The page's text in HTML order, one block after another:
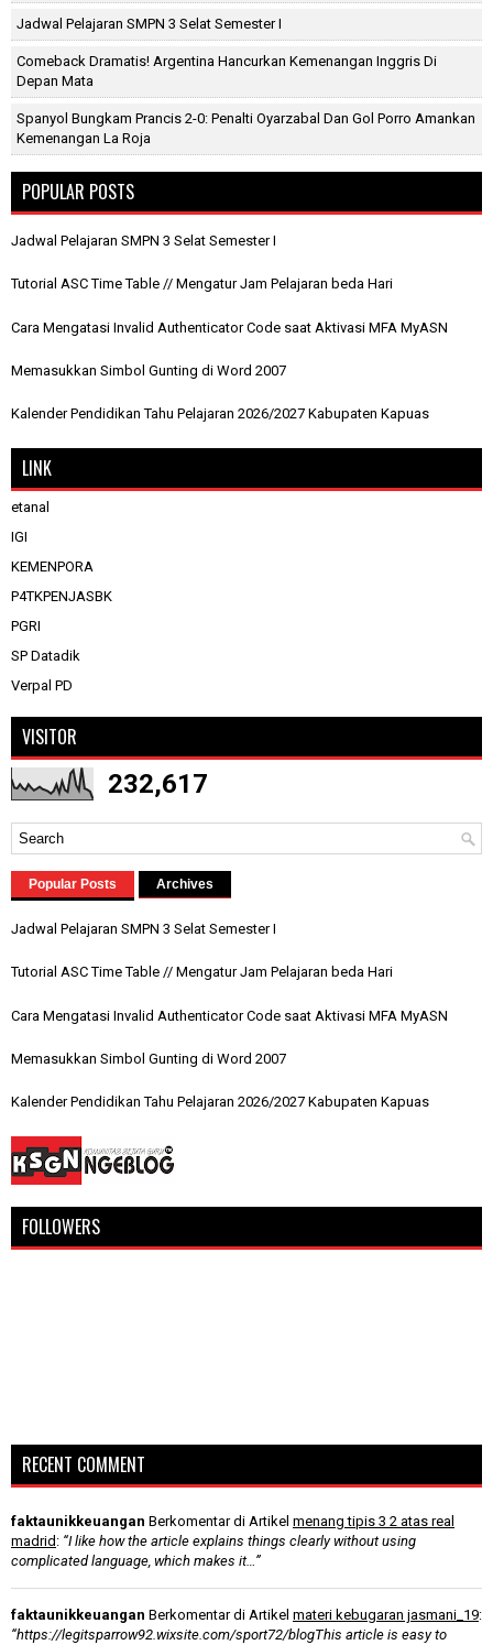
Jadwal Pelajaran SMPN 3 Selat Semester I
Comeback Dramatis! Argentina Hancurkan Kemenangan Inggris Di
Depan Mata
Spanyol Bungkam Prancis 2-0: Penalti Oyarzabal Dan Gol Porro Amankan
Kemenangan La Roja
POPULAR POSTS
Jadwal Pelajaran SMPN 3 Selat Semester I
Tutorial ASC Time Table // Mengatur Jam Pelajaran beda Hari
Cara Mengatasi Invalid Authenticator Code saat Aktivasi MFA MyASN
Memasukkan Simbol Gunting di Word 2007
Kalender Pendidikan Tahu Pelajaran 2026/2027 Kabupaten Kapuas
LINK
etanal
IGI
KEMENPORA
P4TKPENJASBK
PGRI
SP Datadik
Verpal PD
VISITOR
232,617
Popular Posts Archives
Jadwal Pelajaran SMPN 3 Selat Semester I
Tutorial ASC Time Table // Mengatur Jam Pelajaran beda Hari
Cara Mengatasi Invalid Authenticator Code saat Aktivasi MFA MyASN
Memasukkan Simbol Gunting di Word 2007
Kalender Pendidikan Tahu Pelajaran 2026/2027 Kabupaten Kapuas
FOLLOWERS
RECENT COMMENT
faktaunikkeuangan Berkomentar di Artikel menang tipis 3 2 atas real
madrid : “I like how the article explains things clearly without using
complicated language, which makes it…”
faktaunikkeuangan Berkomentar di Artikel materi kebugaran jasmani_19:
“https://legitsparrow92.wixsite.com/sport72/blogThis article is easy to